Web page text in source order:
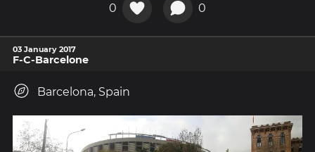
0 0
03 January 2017
F-C-Barcelone
Barcelona, Spain